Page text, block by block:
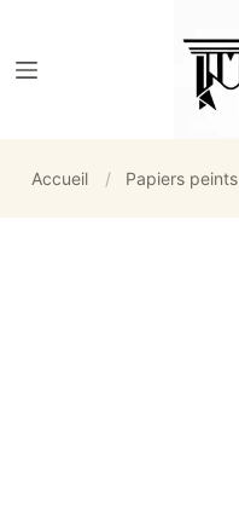
Accueil / Papiers peints